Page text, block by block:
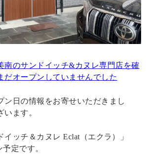
南のサンドイッチ&カヌレ専門店を確
だオープンしていませんでした
ン日の情報をお寄せいただきまし
ます。
ッチ＆カヌレ Eclat（エクラ）」
定です。